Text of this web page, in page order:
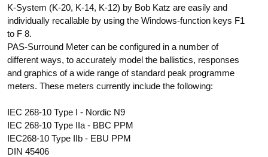
K-System (K-20, K-14, K-12) by Bob Katz are easily and
individually recallable by using the Windows-function keys F1
to F 8.
PAS-Surround Meter can be configured in a number of
different ways, to accurately model the ballistics, responses
and graphics of a wide range of standard peak programme
meters. These meters currently include the following:
IEC 268-10 Type I - Nordic N9
IEC 268-10 Type IIa - BBC PPM
IEC268-10 Type IIb - EBU PPM
DIN 45406